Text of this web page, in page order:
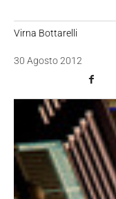
Virna Bottarelli
30 Agosto 2012